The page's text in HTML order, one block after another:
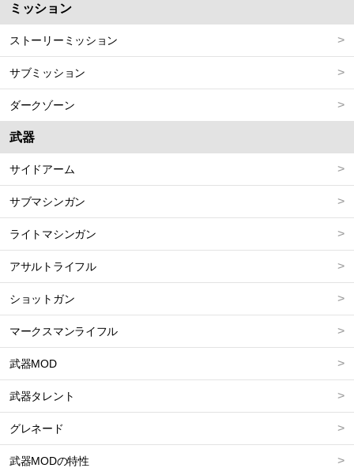
ミッション
ストーリーミッション
サブミッション
ダークゾーン
武器
サイドアーム
サブマシンガン
ライトマシンガン
アサルトライフル
ショットガン
マークスマンライフル
武器MOD
武器タレント
グレネード
武器MODの特性